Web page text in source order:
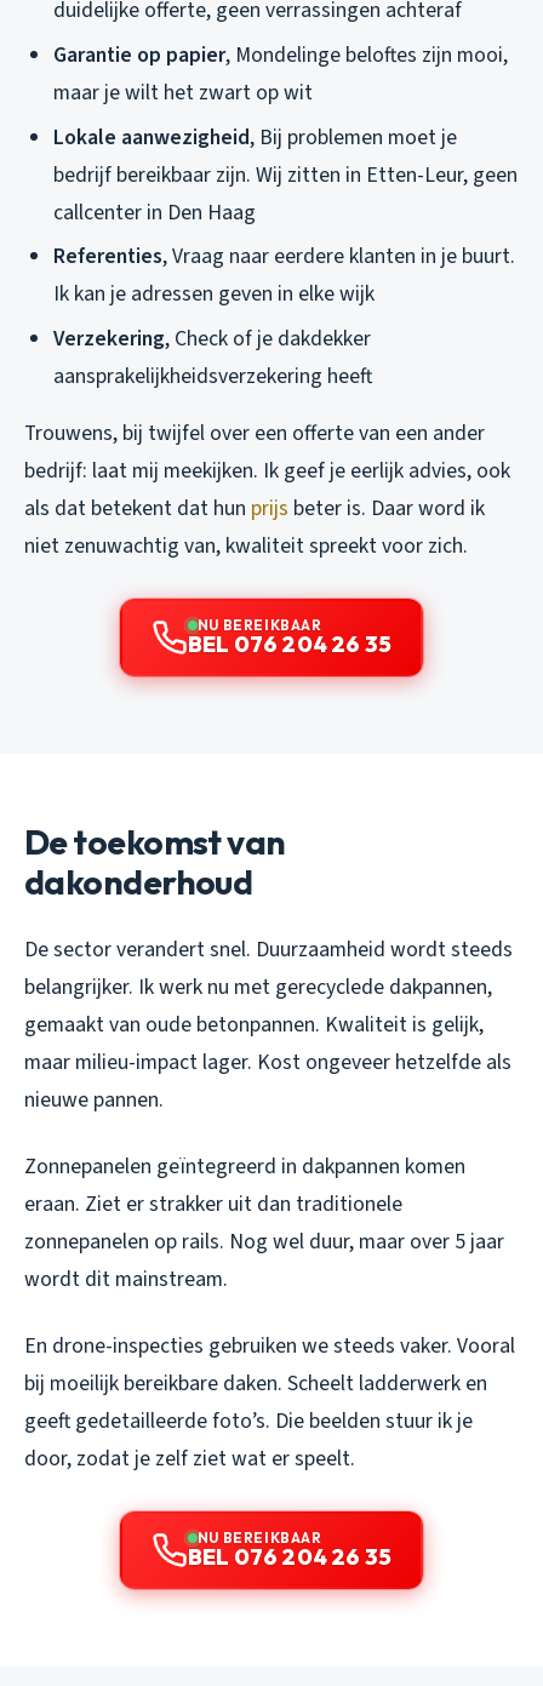
duidelijke offerte, geen verrassingen achteraf
Garantie op papier, Mondelinge beloftes zijn mooi,
maar je wilt het zwart op wit
Lokale aanwezigheid, Bij problemen moet je
bedrijf bereikbaar zijn. Wij zitten in Etten-Leur, geen
callcenter in Den Haag
Referenties, Vraag naar eerdere klanten in je buurt.
Ik kan je adressen geven in elke wijk
Verzekering, Check of je dakdekker
aansprakelijkheidsverzekering heeft
Trouwens, bij twijfel over een offerte van een ander
bedrijf: laat mij meekijken. Ik geef je eerlijk advies, ook
als dat betekent dat hun prijs beter is. Daar word ik
niet zenuwachtig van, kwaliteit spreekt voor zich.
NU BEREIKBAAR
BEL 076 204 26 35
De toekomst van
dakonderhoud
De sector verandert snel. Duurzaamheid wordt steeds
belangrijker. Ik werk nu met gerecyclede dakpannen,
gemaakt van oude betonpannen. Kwaliteit is gelijk,
maar milieu-impact lager. Kost ongeveer hetzelfde als
nieuwe pannen.
Zonnepanelen geïntegreerd in dakpannen komen
eraan. Ziet er strakker uit dan traditionele
zonnepanelen op rails. Nog wel duur, maar over 5 jaar
wordt dit mainstream.
En drone-inspecties gebruiken we steeds vaker. Vooral
bij moeilijk bereikbare daken. Scheelt ladderwerk en
geeft gedetailleerde foto’s. Die beelden stuur ik je
door, zodat je zelf ziet wat er speelt.
NU BEREIKBAAR
BEL 076 204 26 35